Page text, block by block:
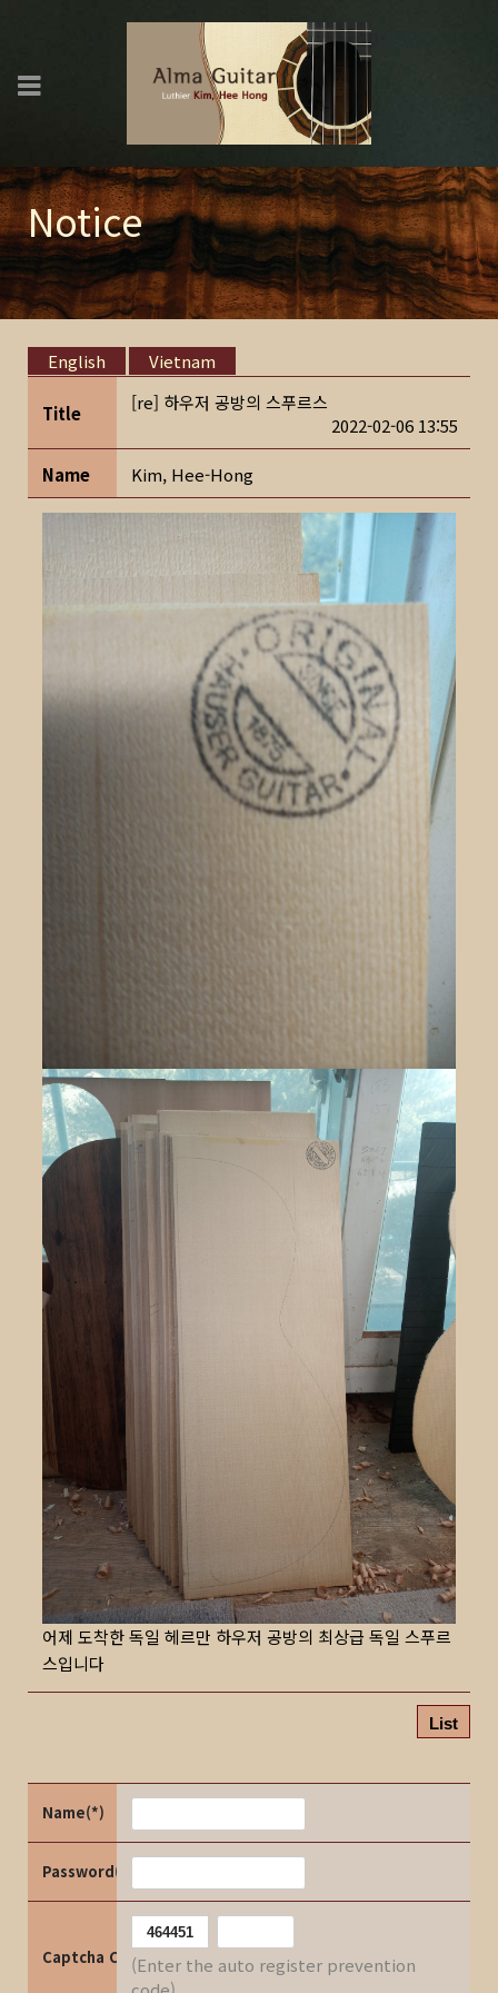
Notice
English Vietnam
Title
[re] 하우저 공방의 스푸르스
2022-02-06 13:55
Name Kim, Hee-Hong
어제 도착한 독일 헤르만 하우저 공방의 최상급 독일 스푸르
스입니다
List
Name(*)
Password(*)
Captcha Code(Enter the auto register prevention